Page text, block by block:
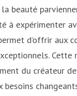
beauté
à expérimenter
d’offrir aux
Cette
du créateur